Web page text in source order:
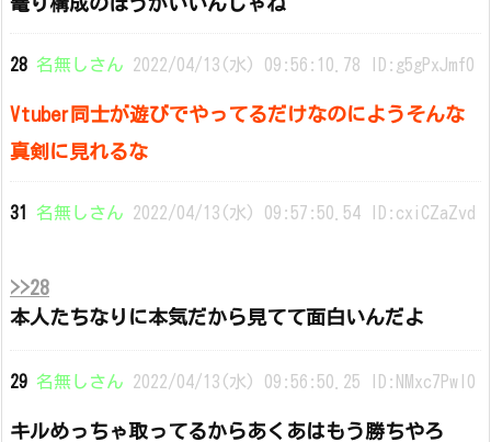
28 名無しさん 2022/04/13(水) 09:56:10.78 ID:g5gPxJmf0
Vtuber同士が遊びでやってるだけなのにようそんな
真剣に見れるな
31 名無しさん 2022/04/13(水) 09:57:50.54 ID:cxiCZaZvd
>>28
本人たちなりに本気だから見てて面白いんだよ
29 名無しさん 2022/04/13(水) 09:56:50.25 ID:NMxc7Pwl0
キルめっちゃ取ってるからあくあはもう勝ちやろ